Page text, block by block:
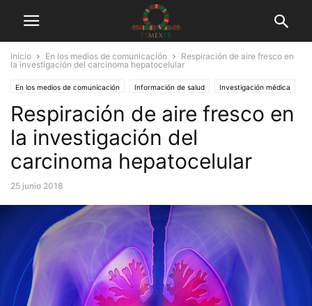
Inicio En los medios de comunicación
Respiración de aire fresco en
la investigación del carcinoma hepatocelular
En los medios de comunicación Información de salud Investigación médica
Tuits
Respiración de aire fresco en
la investigación del
carcinoma hepatocelular
25 junio 2018